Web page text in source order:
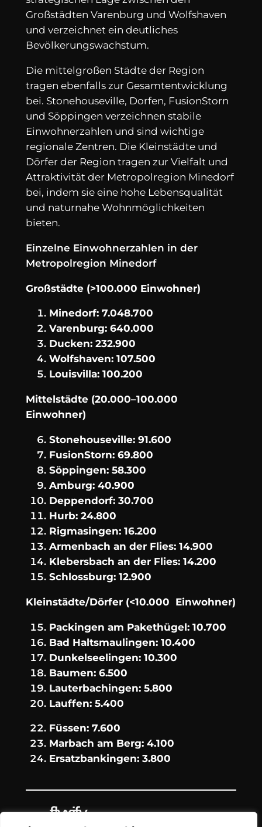
Großstädten Varenburg und Wolfshaven
und verzeichnet ein deutliches
Bevölkerungswachstum.
Die mittelgroßen Städte der Region
tragen ebenfalls zur Gesamtentwicklung
bei. Stonehouseville, Dorfen, FusionStorn
und Söppingen verzeichnen stabile
Einwohnerzahlen und sind wichtige
regionale Zentren. Die Kleinstädte und
Dörfer der Region tragen zur Vielfalt und
Attraktivität der Metropolregion Minedorf
bei, indem sie eine hohe Lebensqualität
und naturnahe Wohnmöglichkeiten
bieten.
Einzelne Einwohnerzahlen in der
Metropolregion Minedorf
Großstädte (>100.000 Einwohner)
Minedorf: 7.048.700
Varenburg: 640.000
Ducken: 232.900
Wolfshaven: 107.500
Louisvilla: 100.200
Mittelstädte (20.000–100.000
Einwohner)
Stonehouseville: 91.600
FusionStorn: 69.800
Söppingen: 58.300
Amburg: 40.900
Deppendorf: 30.700
Hurb: 24.800
Rigmasingen: 16.200
Armenbach an der Flies: 14.900
Klebersbach an der Flies: 14.200
Schlossburg: 12.900
Kleinstädte/Dörfer (<10.000 Einwohner)
Packingen am Pakethügel: 10.700
Bad Haltsmaulingen: 10.400
Dunkelseelingen: 10.300
Baumen: 6.500
Lauterbachingen: 5.800
Lauffen: 5.400
Füssen: 7.600
Marbach am Berg: 4.100
Ersatzbankingen: 3.800